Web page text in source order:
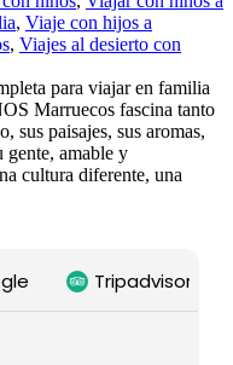
, Viaje con hijos a
, Viajes al desierto con
para viajar en familia
Marruecos fascina tanto
sus paisajes, sus aromas,
amable y
cultura diferente, una
Tripadvisor